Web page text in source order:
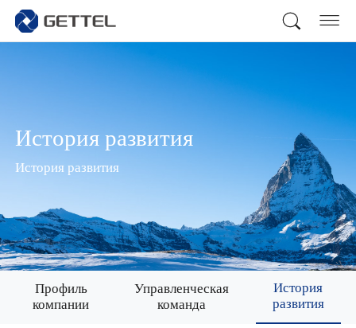
История развития
История развития
Профиль
компании
Управленческая
команда
История
развития